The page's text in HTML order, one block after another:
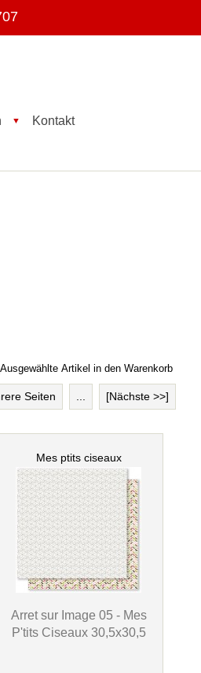
▼ Kontakt
Seiten ... [Nächste >>]
Mes ptits ciseaux
Arret sur Image 05 - Mes
P'tits Ciseaux 30,5x30,5